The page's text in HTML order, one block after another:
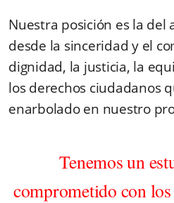
Nuestra posición es la
desde la sinceridad y el
dignidad, la justicia, la
los derechos ciudadanos
enarbolado en nuestro
Tenemos un
comprometido con los